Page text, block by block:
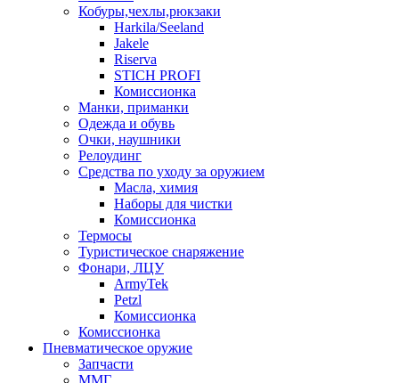
Кобуры,чехлы,рюкзаки
Harkila/Seeland
Jakele
Riserva
STICH PROFI
Комиссионка
Манки, приманки
Одежда и обувь
Очки, наушники
Релоудинг
Средства по уходу за оружием
Масла, химия
Наборы для чистки
Комиссионка
Термосы
Туристическое снаряжение
Фонари, ЛЦУ
ArmyTek
Petzl
Комиссионка
Комиссионка
Пневматическое оружие
Запчасти
ММГ